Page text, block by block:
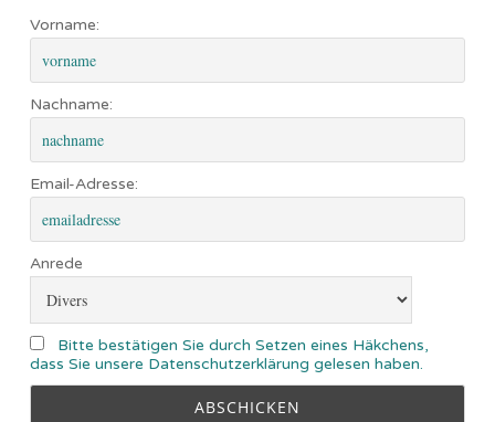
Vorname:
Nachname:
Email-Adresse:
Anrede
Bitte bestätigen Sie durch Setzen eines Häkchens,
dass Sie unsere Datenschutzerklärung gelesen haben.